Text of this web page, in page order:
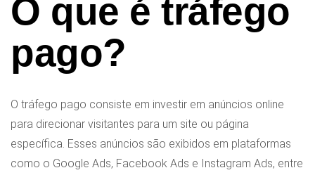
O que é tráfego
pago?
O tráfego pago consiste em investir em anúncios online
para direcionar visitantes para um site ou página
específica. Esses anúncios são exibidos em plataformas
como o Google Ads, Facebook Ads e Instagram Ads, entre